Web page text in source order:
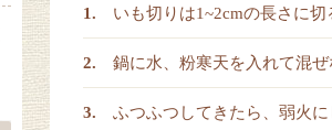
いも切りは1~2cmの長さに切
鍋に水、粉寒天を入れて混ぜ
ふつふつしてきたら、弱火